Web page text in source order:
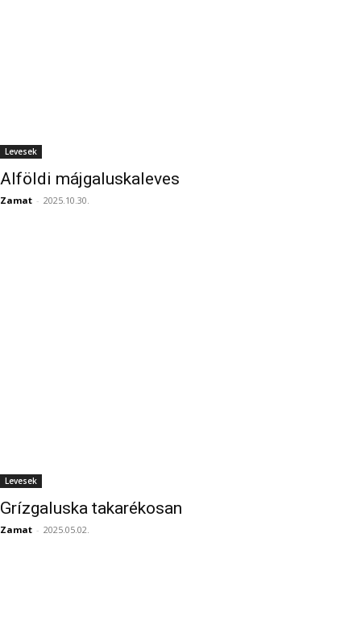
Levesek
Alföldi májgaluskaleves
Zamat - 2025.10.30.
Levesek
Grízgaluska takarékosan
Zamat - 2025.05.02.